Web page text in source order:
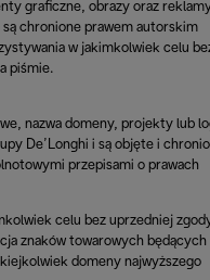
graficzne, obrazy oraz
chronione prawem autorskim
w jakimkolwiek celu
piśmie.
nazwa domeny, projekty lub
De’Longhi i są objęte i
przepisami o prawach
celu bez uprzedniej
znaków towarowych będących
domeny najwyższego